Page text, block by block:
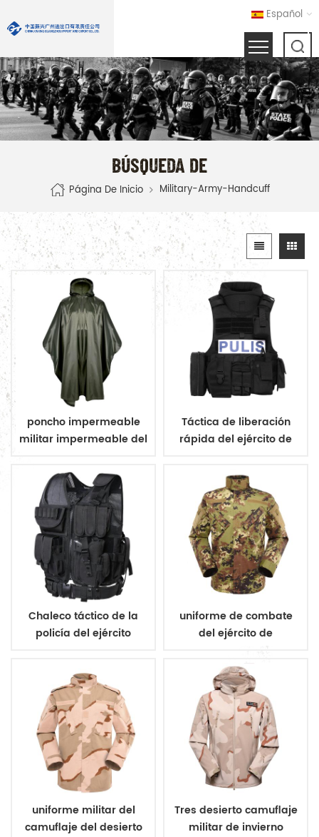
Español
BÚSQUEDA DE
Página De Inicio Military-Army-Handcuff
poncho impermeable
militar impermeable del
Táctica de liberación
rápida del ejército de
prueba de balas
Chaleco táctico de la
policía del ejército
uniforme de combate
del ejército de
italiano
uniforme militar del
camuflaje del desierto
Tres desierto camuflaje
militar de invierno